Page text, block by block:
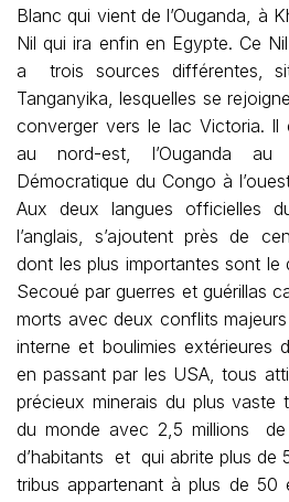
Blanc qui vient de l’Ouganda, à
Nil qui ira enfin en Egypte. Ce
a trois sources différentes,
Tanganyika, lesquelles se
converger vers le lac Victoria. Il
au nord-est, l’Ouganda au
Démocratique du Congo à
Aux deux langues officielles
l’anglais, s’ajoutent près de
dont les plus importantes sont le
Secoué par guerres et guérillas
morts avec deux conflits
interne et boulimies extérieures
en passant par les USA, tous
précieux minerais du plus vaste
du monde avec 2,5 millions
d’habitants et qui abrite plus de
tribus appartenant à plus de 50